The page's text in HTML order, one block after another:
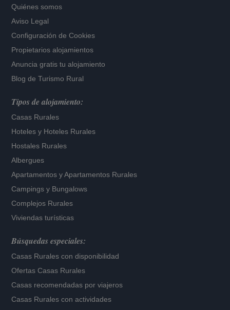
Quiénes somos
Aviso Legal
Configuración de Cookies
Propietarios alojamientos
Anuncia gratis tu alojamiento
Blog de Turismo Rural
Tipos de alojamiento:
Casas Rurales
Hoteles y Hoteles Rurales
Hostales Rurales
Albergues
Apartamentos yApartamentos Rurales
Campings y Bungalows
Complejos Rurales
Viviendas turísticas
Búsquedas especiales:
Casas Rurales con disponibilidad
Ofertas Casas Rurales
Casas recomendadas por viajeros
Casas Rurales con actividades